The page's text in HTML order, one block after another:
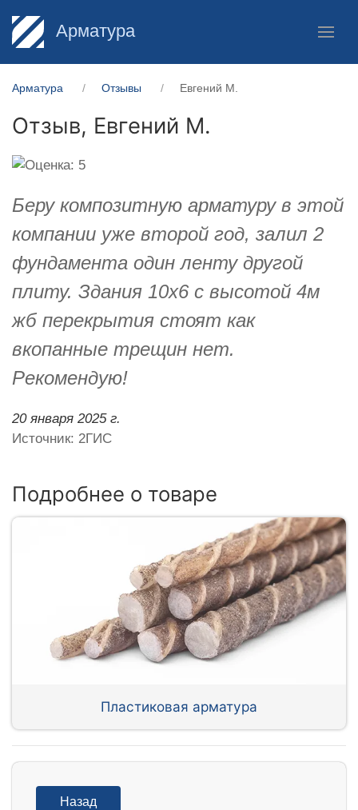
Арматура
Арматура Отзывы ​Евгений М.
Отзыв, ​Евгений М.
Беру композитную арматуру в этой
компании уже второй год, залил 2
фундамента один ленту другой
плиту. Здания 10х6 с высотой 4м
жб перекрытия стоят как
вкопанные трещин нет.
Рекомендую!
20 января 2025 г.
Источник: 2ГИС
Подробнее о товаре
Пластиковая арматура
Назад